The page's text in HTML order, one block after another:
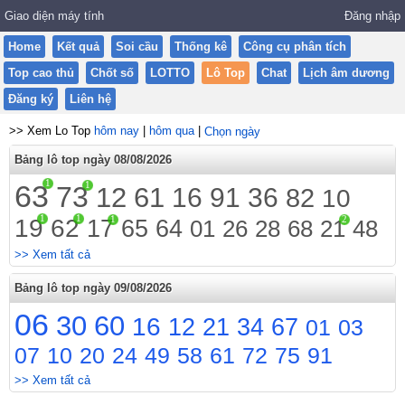
Giao diện máy tính Đăng nhập
Home Kết quả Soi cầu Thống kê
Công cụ phân tích
Top cao thủ
Chốt số LOTTO Lô Top Chat
Lịch âm dương
Đăng ký
Liên hệ
>> Xem Lo Top hôm nay hôm qua| Chọn ngày
Bảng lô top ngày 08/08/2026
631 731 12 61 16 91 36 82 10
191 621 171 65 64 01 26 28 68 212 48
>> Xem tất cả
Bảng lô top ngày 09/08/2026
06 30 60 16 12 21 34 67 01 03
07 10 20 24 49 58 61 72 75 91
>> Xem tất cả